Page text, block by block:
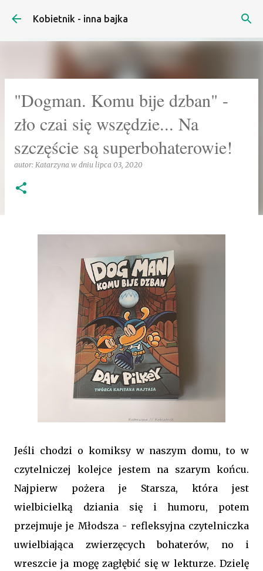
Przejdź do głównej zawartości
Kobietnik - inna bajka
"Dogman. Komu bije dzban" -
zło czai się wszędzie... Na
szczęście są superbohaterowie!
autor: Katarzyna w dniu lipca 03, 2020
Jeśli chodzi o komiksy w naszym domu, to w
czytelniczej kolejce jestem na szarym końcu.
Najpierw pożera je Starsza, która jest
wielbicielką dziania się i humoru, potem
przejmuje je Młodsza - refleksyjna czytelniczka
uwielbiająca zwierzęcych bohaterów, no i
wreszcie ja mogę zagłębić się w lekturze. Dzielę